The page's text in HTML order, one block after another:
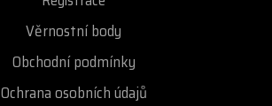
Věrnostní body
Obchodní podmínky
Ochrana osobních údajů